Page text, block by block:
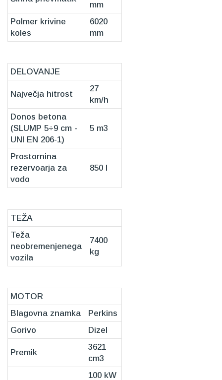
mm
Polmer krivine
koles
6020
mm
DELOVANJE
Največja hitrost
27
km/h
Donos betona
(SLUMP 5÷9 cm -
UNI EN 206-1)
5 m3
Prostornina
rezervoarja za
vodo
850 l
TEŽA
Teža
neobremenjenega
vozila
7400
kg
MOTOR
Blagovna znamka
Perkins
Gorivo
Dizel
Premik
3621
cm3
100 kW